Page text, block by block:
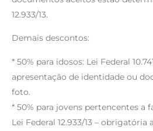
12.933/13.
Demais descontos:
* 50% para idosos: Lei Federal
apresentação de identidade ou
foto.
* 50% para jovens pertencentes a
Lei Federal 12.933/13 – obrigatória